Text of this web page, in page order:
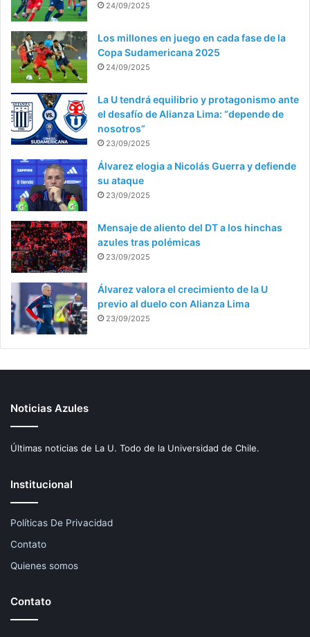
24/09/2025
Los millones en juego en cada fase de la
Copa Sudamericana 2025
24/09/2025
La U tendrá equilibrio y protagonismo ante
el desafío de Alianza Lima: “depende de
nosotros”
23/09/2025
Álvarez elogia a Nicolás Guerra y defiende
su ataque
23/09/2025
Mensaje de aliento del DT a los hinchas
azules tras polémicas
23/09/2025
Álvarez valora el crecimiento de la U
previo al duelo con Alianza Lima
23/09/2025
Noticias Azules
Últimas noticias de La U. Todo de la Universidad de Chile.
Institucional
Políticas De Privacidad
Contato
Quienes somos
Contato